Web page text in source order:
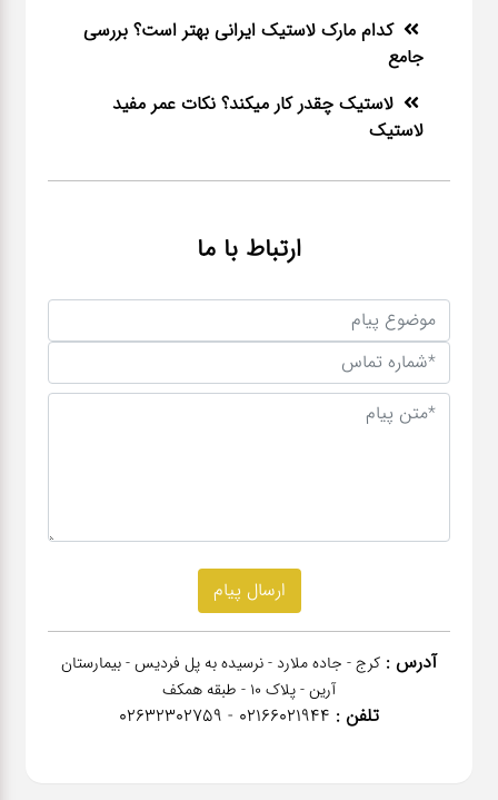
کدام مارک لاستیک ایرانی بهتر است؟ بررسی
جامع
لاستیک چقدر کار میکند؟ نکات عمر مفید
لاستیک
ارتباط با ما
آدرس : کرج - جاده ملارد - نرسیده به پل فردیس - بیمارستان
آرین - پلاک 10 - طبقه همکف
تلفن : 02166021944 - 02632302759